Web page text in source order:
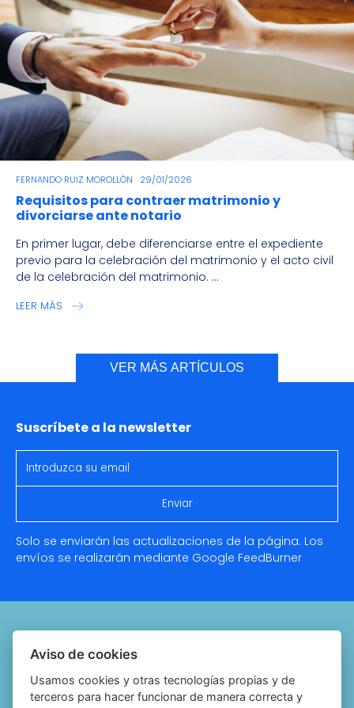
FERNANDO RUIZ MOROLLÓN 29/01/2026
Requisitos para contraer matrimonio y
divorciarse ante notario
En primer lugar, debe diferenciarse entre el expediente
previo para la celebración del matrimonio y el acto civil
de la celebración del matrimonio. ...
LEER MÁS
VER MÁS ARTÍCULOS
Suscríbete a la newsletter
Solo se enviarán las actualizaciones de la página. Los
envíos se realizarán mediante Google FeedBurner
Política de cookies
Aviso de cookies
Usamos cookies y otras tecnologías propias y de
terceros para hacer funcionar de manera correcta y